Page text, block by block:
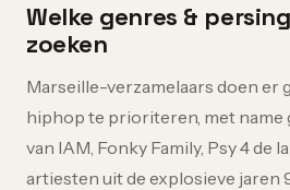
Welke genres &
zoeken
Marseille-verzamelaars doen er
hiphop te prioriteren, met name
van IAM, Fonky Family, Psy 4 de
artiesten uit de explosieve jaren